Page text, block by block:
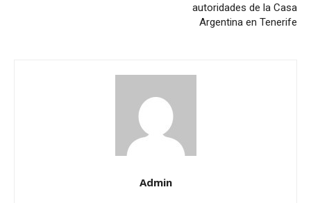
autoridades de la Casa
Argentina en Tenerife
Admin